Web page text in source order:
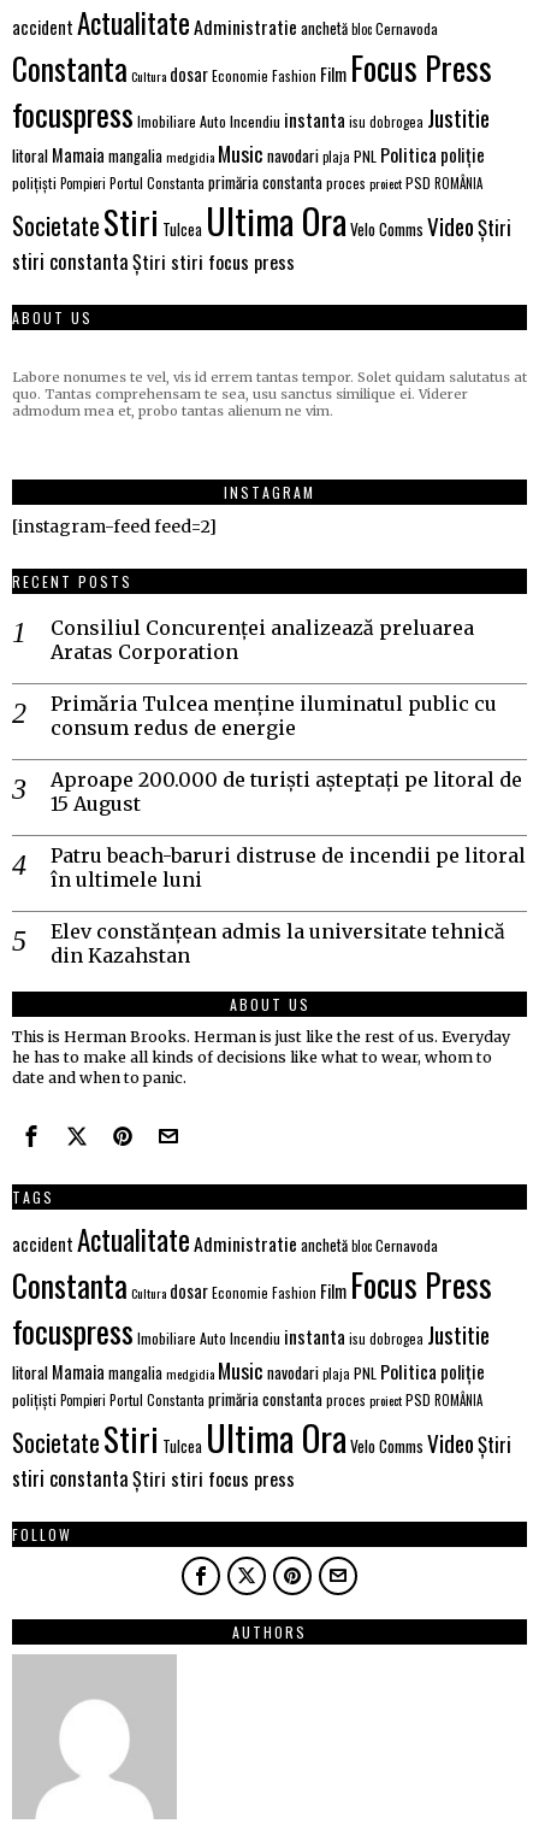
accidentActualitateAdministratie anchetăblocCernavoda
Constanta Cultura dosarEconomie Fashion Film Focus Press
focuspress Imobiliare Auto Incendiu instanta isu dobrogea Justitie
litoral Mamaia mangaliamedgidia Music navodariplaja PNL Politica poliție
polițiști Pompieri Portul Constanta primăria constantaproces proiectPSD ROMÂNIA
SocietateStiri Tulcea Ultima Ora Velo Comms VideoȘtiri
stiri constantaȘtiri stiri focus press
ABOUT US
Labore nonumes te vel, vis id errem tantas tempor. Solet quidam salutatus at
quo. Tantas comprehensam te sea, usu sanctus similique ei. Viderer
admodum mea et, probo tantas alienum ne vim.
INSTAGRAM
[instagram-feed feed=2]
RECENT POSTS
Consiliul Concurenței analizează preluarea
Aratas Corporation
Primăria Tulcea menține iluminatul public cu
consum redus de energie
Aproape 200.000 de turiști așteptați pe litoral de
15 August
Patru beach-baruri distruse de incendii pe litoral
în ultimele luni
Elev constănțean admis la universitate tehnică
din Kazahstan
ABOUT US
This is Herman Brooks. Herman is just like the rest of us. Everyday
he has to make all kinds of decisions like what to wear, whom to
date and when to panic.
TAGS
accidentActualitateAdministratie anchetăblocCernavoda
Constanta Cultura dosarEconomie Fashion Film Focus Press
focuspress Imobiliare Auto Incendiu instanta isu dobrogea Justitie
litoral Mamaia mangaliamedgidia Music navodariplaja PNL Politica poliție
polițiști Pompieri Portul Constanta primăria constantaproces proiectPSD ROMÂNIA
SocietateStiri Tulcea Ultima Ora Velo Comms VideoȘtiri
stiri constantaȘtiri stiri focus press
FOLLOW
AUTHORS